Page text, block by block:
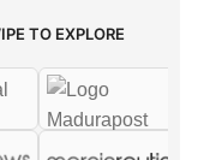
TO EXPLORE